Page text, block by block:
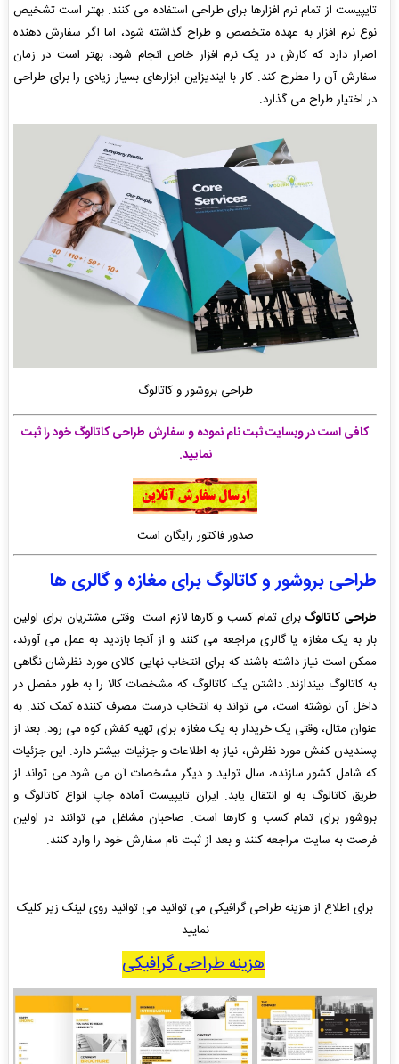
تایپیست از تمام نرم افزارها برای طراحی استفاده می کنند. بهتر است تشخیص
نوع نرم افزار به عهده متخصص و طراح گذاشته شود، اما اگر سفارش دهنده
اصرار دارد که کارش در یک نرم افزار خاص انجام شود، بهتر است در زمان
سفارش آن را مطرح کند. کار با ایندیزاین ابزارهای بسیار زیادی را برای طراحی
در اختیار طراح می گذارد.
طراحی بروشور و کاتالوگ
کافی است در وبسایت ثبت نام نموده و سفارش طراحی کاتالوگ خود را ثبت
نمایید.
صدور فاکتور رایگان است
طراحی بروشور و کاتالوگ برای مغازه و گالری ها
طراحی کاتالوگ برای تمام کسب و کارها لازم است. وقتی مشتریان برای اولین
بار به یک مغازه یا گالری مراجعه می کنند و از آنجا بازدید به عمل می آورند،
ممکن است نیاز داشته باشند که برای انتخاب نهایی کالای مورد نظرشان نگاهی
به کاتالوگ بیندازند. داشتن یک کاتالوگ که مشخصات کالا را به طور مفصل در
داخل آن نوشته است، می تواند به انتخاب درست مصرف کننده کمک کند. به
عنوان مثال، وقتی یک خریدار به یک مغازه برای تهیه کفش کوه می رود. بعد از
پسندیدن کفش مورد نظرش، نیاز به اطلاعات و جزئیات بیشتر دارد. این جزئیات
که شامل کشور سازنده، سال تولید و دیگر مشخصات آن می شود می تواند از
طریق کاتالوگ به او انتقال یابد. ایران تایپیست آماده چاپ انواع کاتالوگ و
بروشور برای تمام کسب و کارها است. صاحبان مشاغل می توانند در اولین
فرصت به سایت مراجعه کنند و بعد از ثبت نام سفارش خود را وارد کنند.
برای اطلاع از هزینه طراحی گرافیکی می توانید می توانید روی لینک زیر کلیک
نمایید
هزینه طراحی گرافیکی